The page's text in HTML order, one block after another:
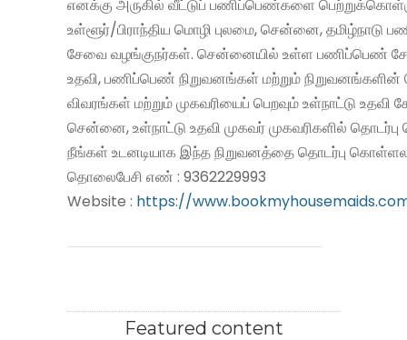
எனக்கு அருகில் வீட்டுப் பணிப்பெண்களை
உள்ளூர்/பிராந்திய மொழி புலமை, சென்னை, தமிழ்நாடு
சேவை வழங்குநர்கள். சென்னையில் உள்ள பணிப்பெண்
உதவி, பணிப்பெண் நிறுவனங்கள் மற்றும் நிறுவனங்களின்
விவரங்கள் மற்றும் முகவரியைப் பெறவும் உள்நாட்டு உதவி
சென்னை, உள்நாட்டு உதவி முகவர் முகவரிகளில்
நீங்கள் உடனடியாக இந்த நிறுவனத்தை தொடர்பு
தொலைபேசி எண் : 9362229993
Website : https://
Featured content